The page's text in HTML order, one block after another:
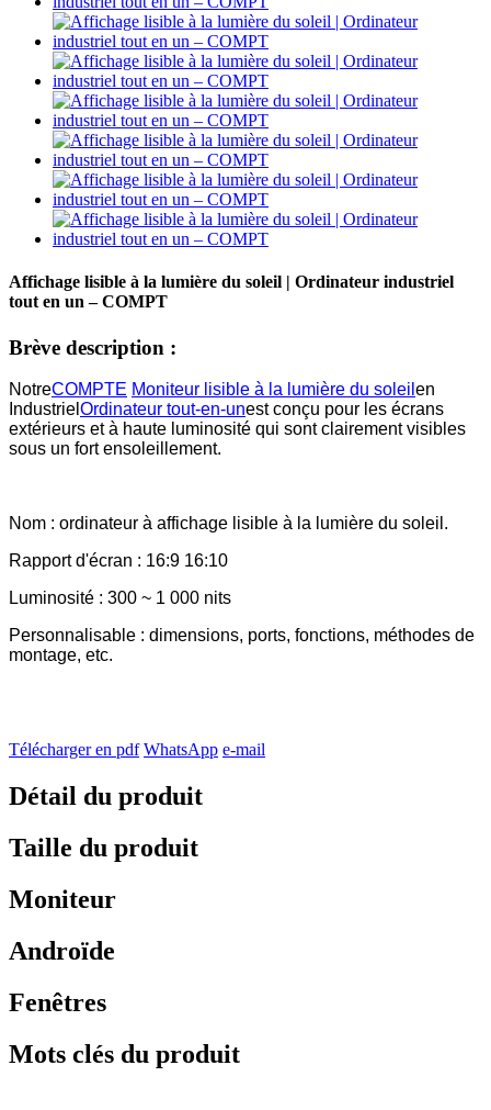
Affichage lisible à la lumière du soleil | Ordinateur industriel
tout en un – COMPT
Brève description :
NotreCOMPTE Moniteur lisible à la lumière du soleil en
Industriel Ordinateur tout-en-unest conçu pour les écrans
extérieurs et à haute luminosité qui sont clairement visibles
sous un fort ensoleillement.
Nom : ordinateur à affichage lisible à la lumière du soleil.
Rapport d'écran : 16:9 16:10
Luminosité : 300 ~ 1 000 nits
Personnalisable : dimensions, ports, fonctions, méthodes de
montage, etc.
Télécharger en pdf WhatsApp e-mail
Détail du produit
Taille du produit
Moniteur
Androïde
Fenêtres
Mots clés du produit